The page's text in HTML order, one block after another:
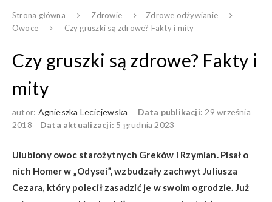
Strona główna Zdrowie
Zdrowe odżywianie
Owoce
Czy gruszki są zdrowe? Fakty i mity
Czy gruszki są zdrowe? Fakty i
mity
autor: Agnieszka Leciejewska Data publikacji: 29 września
2018
Data aktualizacji: 5 grudnia 2023
Ulubiony owoc starożytnych Greków i Rzymian. Pisał o
nich Homer w „Odysei”, wzbudzały zachwyt Juliusza
Cezara, który polecił zasadzić je w swoim ogrodzie. Już